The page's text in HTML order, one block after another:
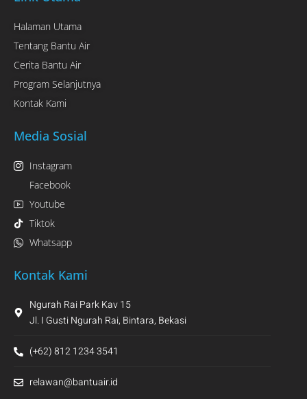
Halaman Utama
Tentang Bantu Air
Cerita Bantu Air
Program Selanjutnya
Kontak Kami
Media Sosial
Instagram
Facebook
Youtube
Tiktok
Whatsapp
Kontak Kami
Ngurah Rai Park Kav 15
Jl. I Gusti Ngurah Rai, Bintara, Bekasi
(+62) 812 1234 3541
relawan@bantuair.id